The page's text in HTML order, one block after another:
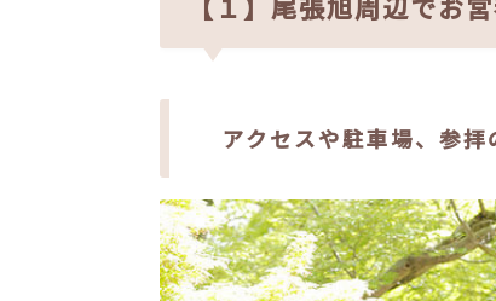
【１】尾張旭周辺でお
アクセスや駐車場、参